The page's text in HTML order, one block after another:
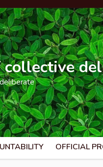
collective
OFFICIAL